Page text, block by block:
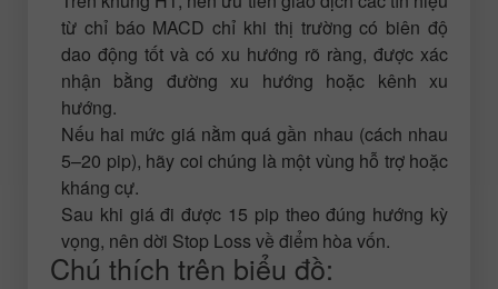
từ chỉ báo MACD chỉ khi thị trường có biên độ
dao động tốt và có xu hướng rõ ràng, được xác
nhận bằng đường xu hướng hoặc kênh xu
hướng.
Nếu hai mức giá nằm quá gần nhau (cách nhau
5–20 pip), hãy coi chúng là một vùng hỗ trợ hoặc
kháng cự.
Sau khi giá đi được 15 pip theo đúng hướng kỳ
vọng, nên dời Stop Loss về điểm hòa vốn.
Chú thích trên biểu đồ: